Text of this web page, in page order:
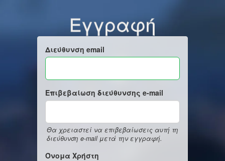
Εγγραφή
Διεύθυνση email
Επιβεβαίωση διεύθυνσης e-mail
Θα χρειαστεί να επιβεβαίωσεις αυτή τη
διεύθυνση e-mail μετά την εγγραφή.
Όνομα Χρήστη